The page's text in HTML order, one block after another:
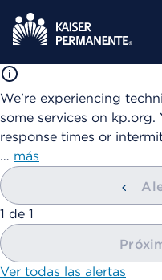
We're experiencing
some services on
response times or
… más
mostrando
1 de 1
Ver todas las alertas